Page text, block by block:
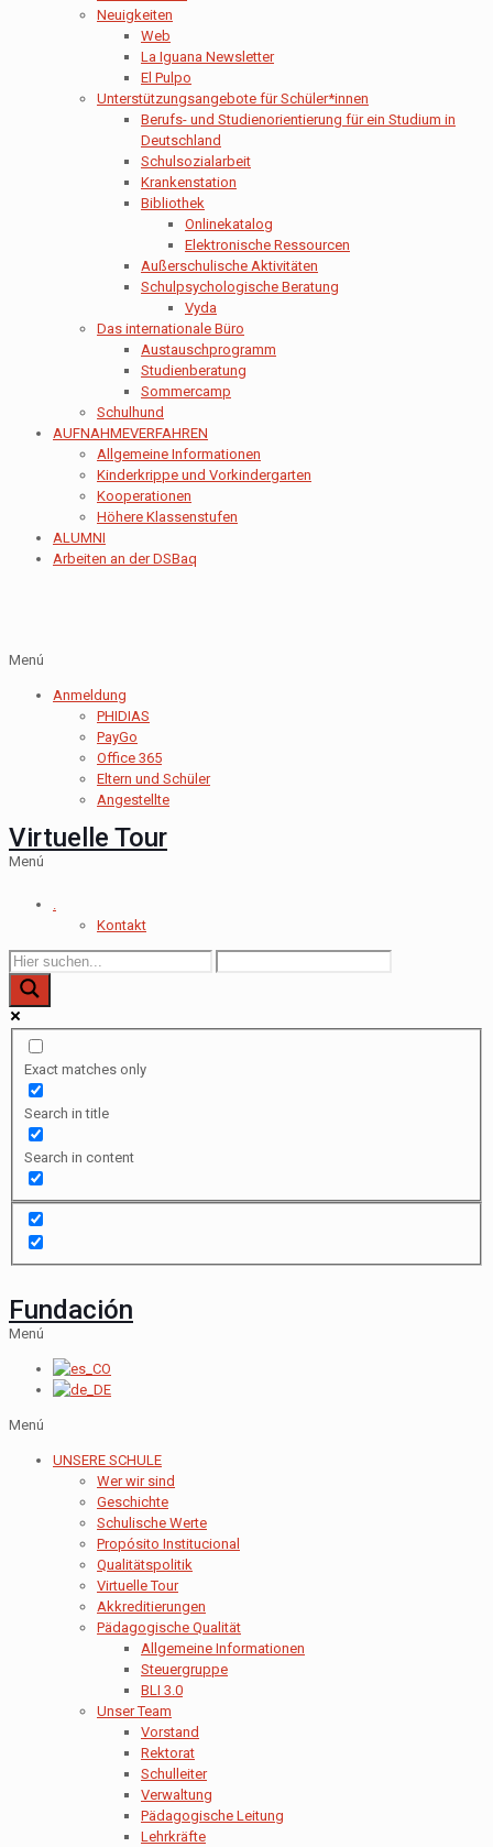
Neuigkeiten
Web
La Iguana Newsletter
El Pulpo
Unterstützungsangebote für Schüler*innen
Berufs- und Studienorientierung für ein Studium in
Deutschland
Schulsozialarbeit
Krankenstation
Bibliothek
Onlinekatalog
Elektronische Ressourcen
Außerschulische Aktivitäten
Schulpsychologische Beratung
Vyda
Das internationale Büro
Austauschprogramm
Studienberatung
Sommercamp
Schulhund
AUFNAHMEVERFAHREN
Allgemeine Informationen
Kinderkrippe und Vorkindergarten
Kooperationen
Höhere Klassenstufen
ALUMNI
Arbeiten an der DSBaq
Menú
Anmeldung
PHIDIAS
PayGo
Office 365
Eltern und Schüler
Angestellte
Virtuelle Tour
Menú
.
Kontakt
Exact matches only
Search in title
Search in content
Fundación
Menú
Menú
UNSERE SCHULE
Wer wir sind
Geschichte
Schulische Werte
Propósito Institucional
Qualitätspolitik
Virtuelle Tour
Akkreditierungen
Pädagogische Qualität
Allgemeine Informationen
Steuergruppe
BLI 3.0
Unser Team
Vorstand
Rektorat
Schulleiter
Verwaltung
Pädagogische Leitung
Lehrkräfte